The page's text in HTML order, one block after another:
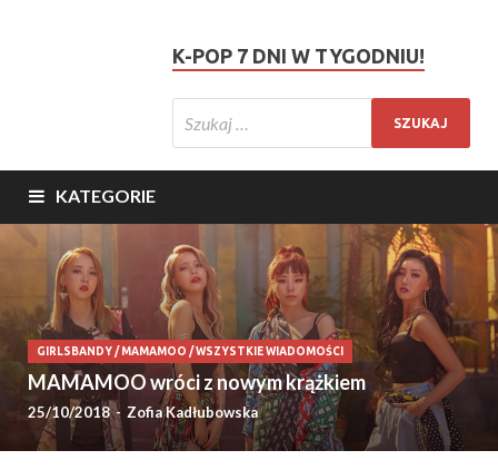
K-POP 7 DNI W TYGODNIU!
KATEGORIE
GIRLSBANDY/MAMAMOO /WSZYSTKIE WIADOMOŚCI
MAMAMOO wróci z nowym krążkiem
25/10/2018- Zofia Kadłubowska